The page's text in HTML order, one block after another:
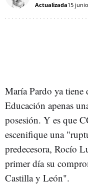
Actualizada15
María Pardo ya tiene
Educación apenas
posesión. Y es que
escenifique una
predecesora, Rocío
primer día su
Castilla y León".